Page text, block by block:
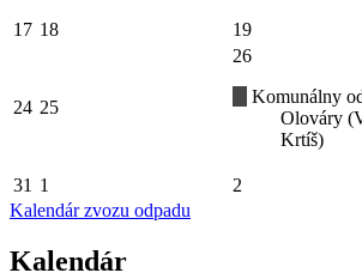
17 18 19
24 25
26
Komunálny
Olováry
Krtíš)
31 1 2
Kalendár zvozu odpadu
Kalendár